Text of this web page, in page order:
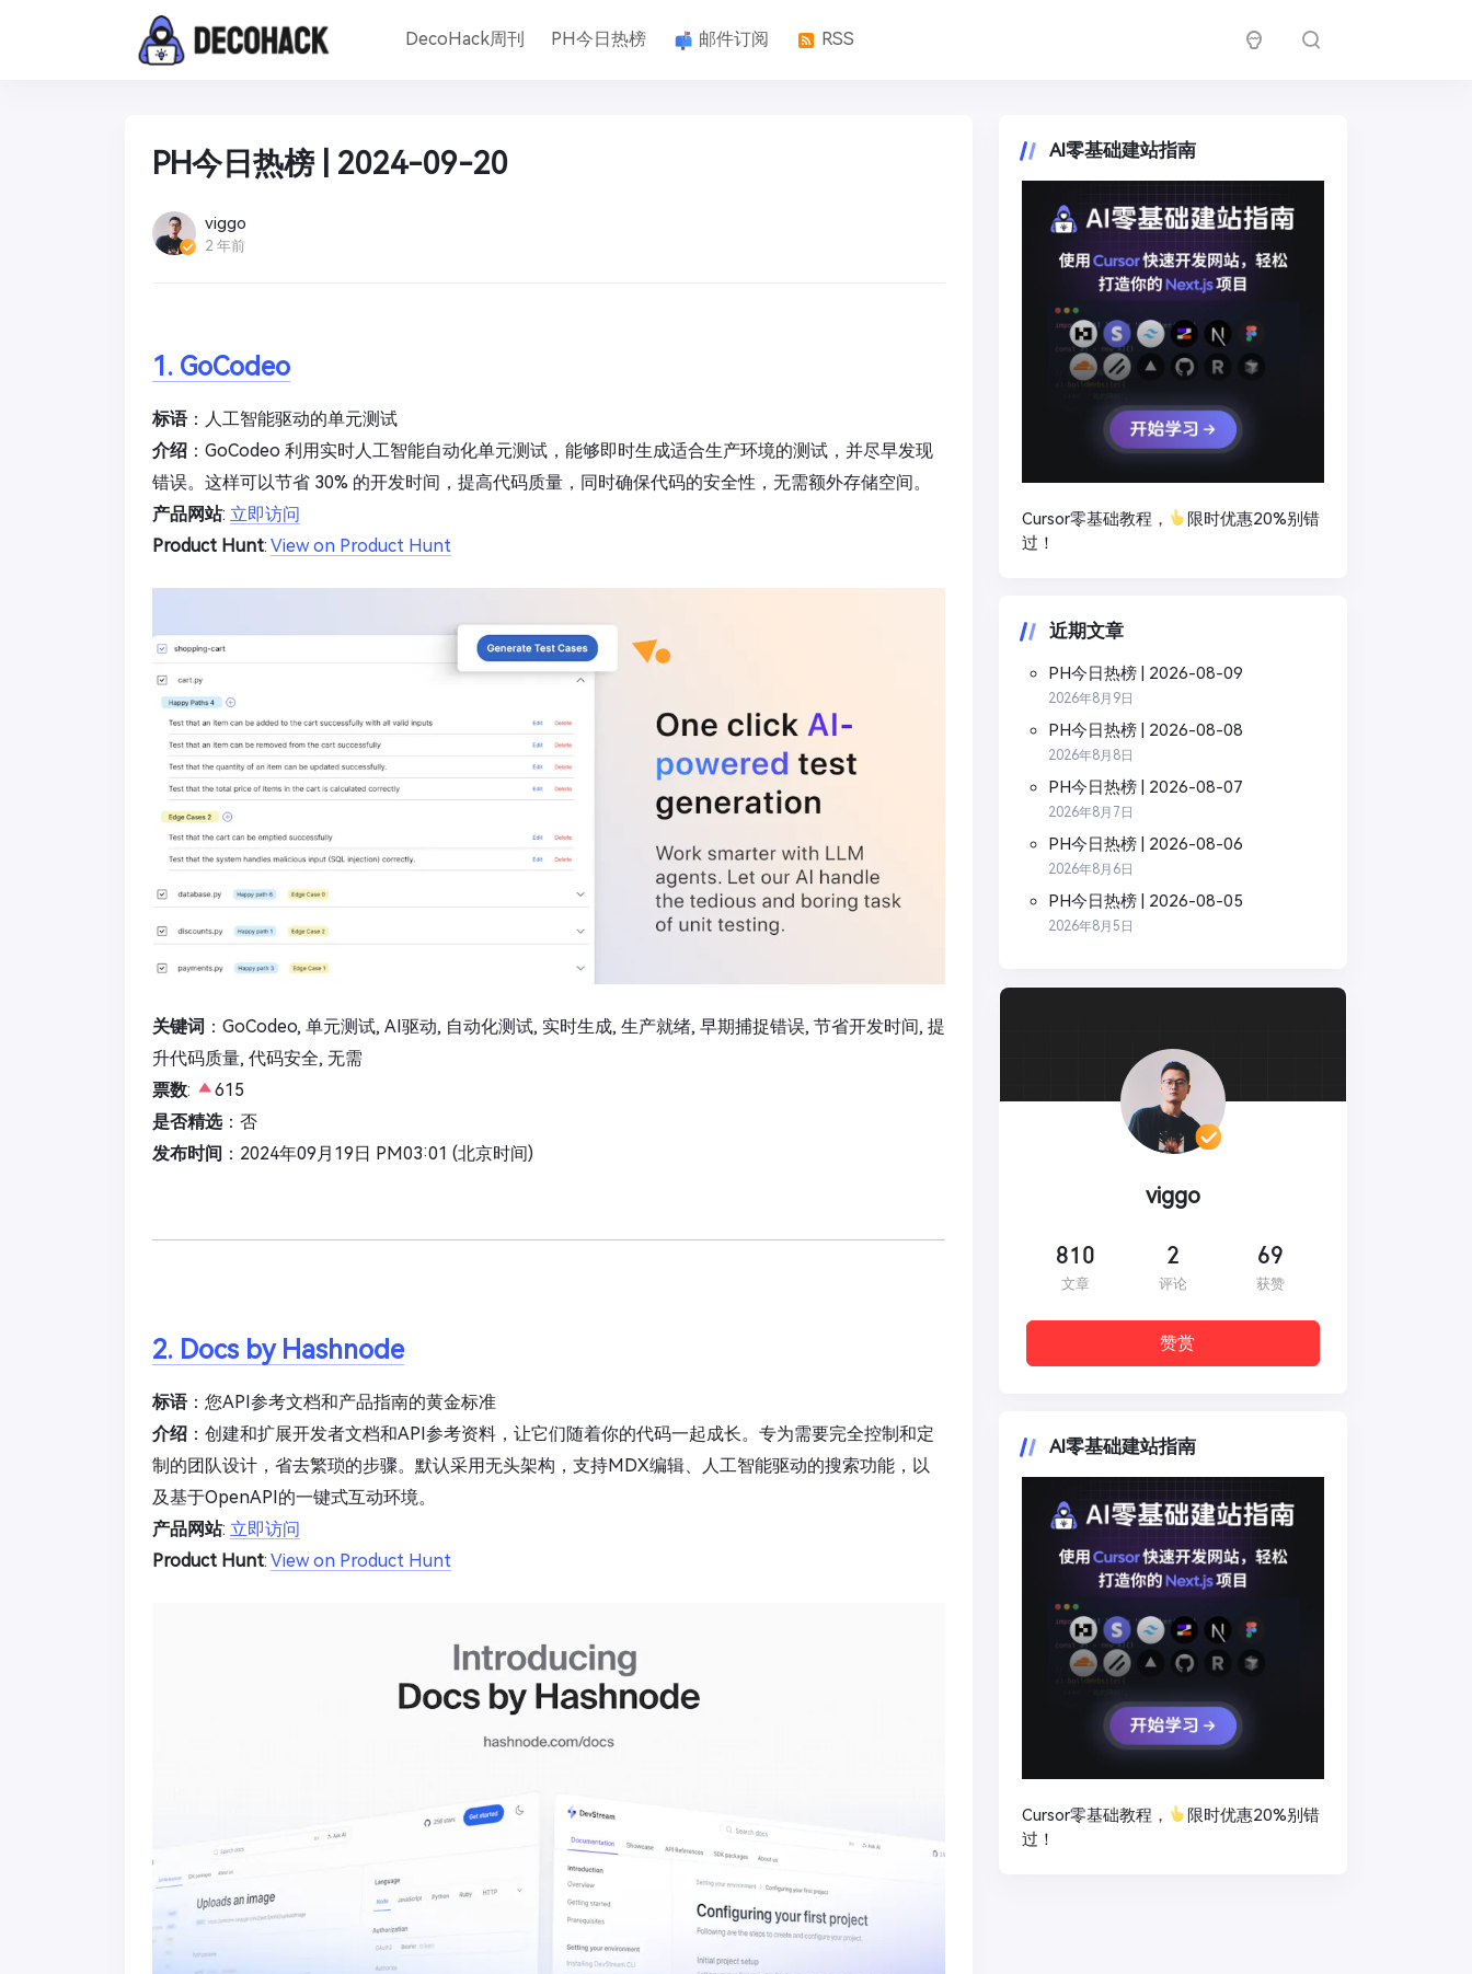
DecoHack周刊 PH今日热榜 邮件订阅 RSS
PH今日热榜 | 2024-09-20
viggo
2 年前
1. GoCodeo
标语：人工智能驱动的单元测试
介绍 ：GoCodeo 利用实时人工智能自动化单元测试，能够即时生成适合生产环境的测试，并尽早发现
错误。这样可以节省 30% 的开发时间，提高代码质量，同时确保代码的安全性，无需额外存储空间。
产品网站: 立即访问
Product Hunt: View on Product Hunt
关键词 ：GoCodeo, 单元测试, AI驱动, 自动化测试, 实时生成, 生产就绪, 早期捕捉错误, 节省开发时间, 提
升代码质量, 代码安全, 无需
票数:
615
是否精选：否
发布时间 ：2024年09月19日 PM03:01 (北京时间)
2. Docs by Hashnode
标语：您API参考文档和产品指南的黄金标准
介绍 ：创建和扩展开发者文档和API参考资料，让它们随着你的代码一起成长。专为需要完全控制和定
制的团队设计，省去繁琐的步骤。默认采用无头架构，支持MDX编辑、人工智能驱动的搜索功能，以
及基于OpenAPI的一键式互动环境。
产品网站: 立即访问
Product Hunt: View on Product Hunt
AI零基础建站指南
Cursor零基础教程，
限时优惠20%别错
过！
近期文章
PH今日热榜 | 2026-08-09
2026年8月9日
PH今日热榜 | 2026-08-08
2026年8月8日
PH今日热榜 | 2026-08-07
2026年8月7日
PH今日热榜 | 2026-08-06
2026年8月6日
PH今日热榜 | 2026-08-05
2026年8月5日
viggo
810
文章
2
评论
69
获赞
赞赏
AI零基础建站指南
Cursor零基础教程，
限时优惠20%别错
过！